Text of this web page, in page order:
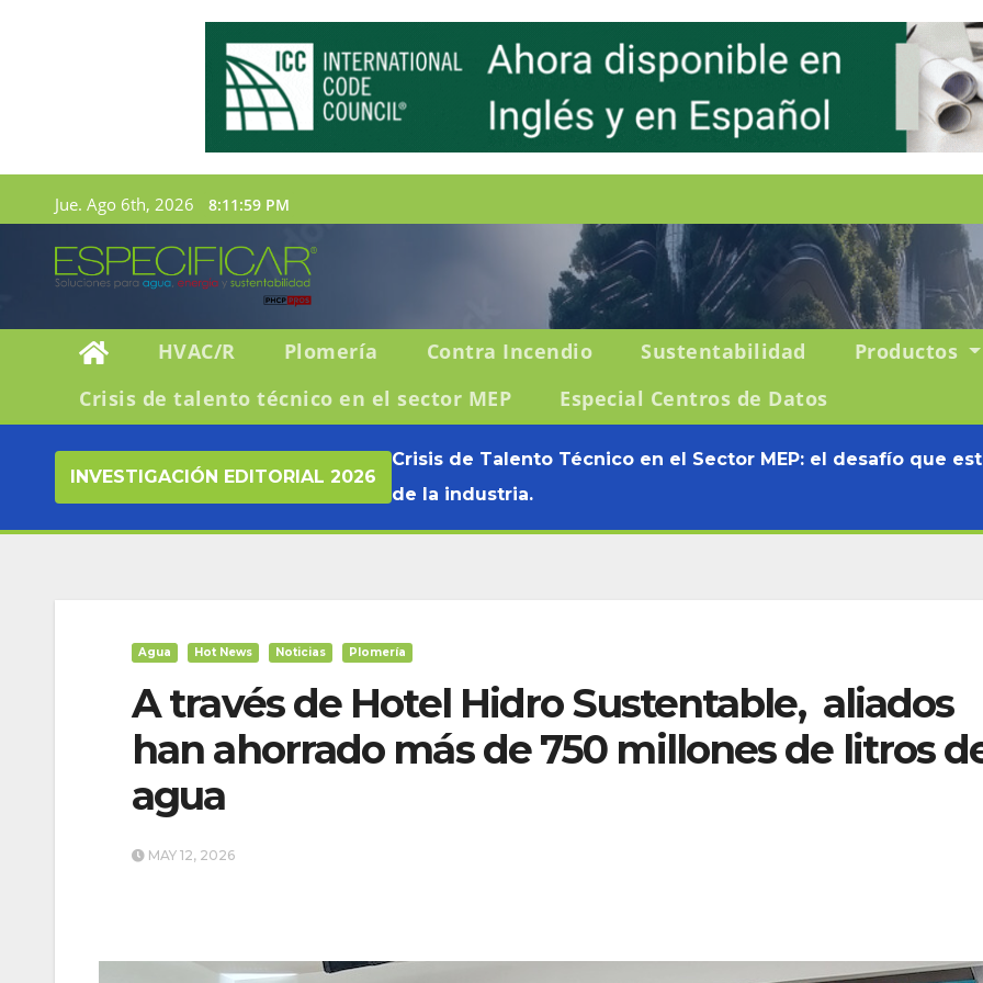
Jue. Ago 6th, 2026 8:12:01 PM
HVAC/R Plomería Contra Incendio Sustentabilidad
Productos
Crisis de talento técnico en el sector MEP
Especial Centros de Datos
INVESTIGACIÓN EDITORIAL 2026
Crisis de Talento Técnico en el Sector MEP: el desafío que
de la industria.
Agua Hot News Noticias Plomería
A través de Hotel Hidro Sustentable, aliados
han ahorrado más de 750 millones de litros
agua
MAY 12, 2026